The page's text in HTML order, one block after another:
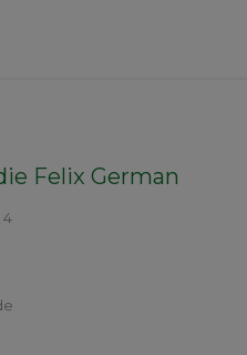
Felix German
4